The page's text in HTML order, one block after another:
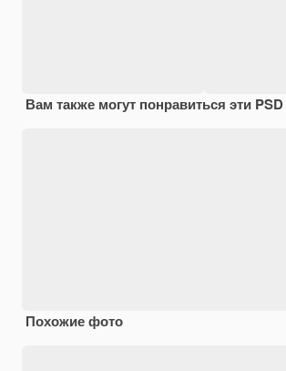
Вам также могут понравиться эти PSD
Похожие фото